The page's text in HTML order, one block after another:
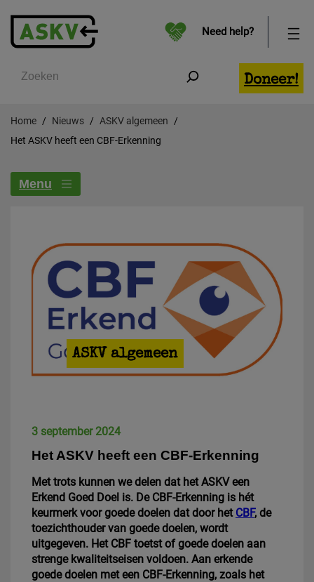
Zoeken
Doneer!
Need help?
Home Nieuws ASKV algemeen
Het ASKV heeft een CBF-Erkenning
Menu
ASKV algemeen
3 september 2024
Het ASKV heeft een CBF-Erkenning
Met trots kunnen we delen dat het ASKV een
Erkend Goed Doel is. De CBF-Erkenning is hét
keurmerk voor goede doelen dat door het CBF, de
toezichthouder van goede doelen, wordt
uitgegeven. Het CBF toetst of goede doelen aan
strenge kwaliteitseisen voldoen. Aan erkende
goede doelen met een CBF-Erkenning, zoals het